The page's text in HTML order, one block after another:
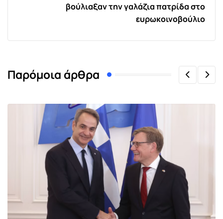
βούλιαξαν την γαλάζια πατρίδα στο
ευρωκοινοβούλιο
Παρόμοια άρθρα